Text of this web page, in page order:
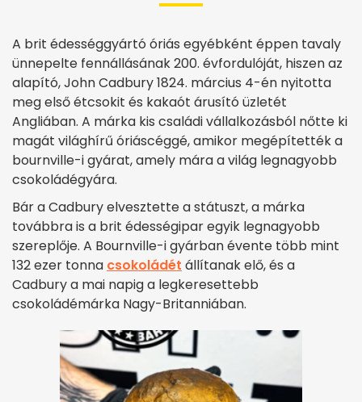
A brit édességgyártó óriás egyébként éppen tavaly
ünnepelte fennállásának 200. évfordulóját, hiszen az
alapító, John Cadbury 1824. március 4-én nyitotta
meg első étcsokit és kakaót árusító üzletét
Angliában. A márka kis családi vállalkozásból nőtte ki
magát világhírű óriáscéggé, amikor megépítették a
bournville-i gyárat, amely mára a világ legnagyobb
csokoládégyára.
Bár a Cadbury elvesztette a státuszt, a márka
továbbra is a brit édességipar egyik legnagyobb
szereplője. A Bournville-i gyárban évente több mint
132 ezer tonna csokoládét állítanak elő, és a
Cadbury a mai napig a legkeresettebb
csokoládémárka Nagy-Britanniában.